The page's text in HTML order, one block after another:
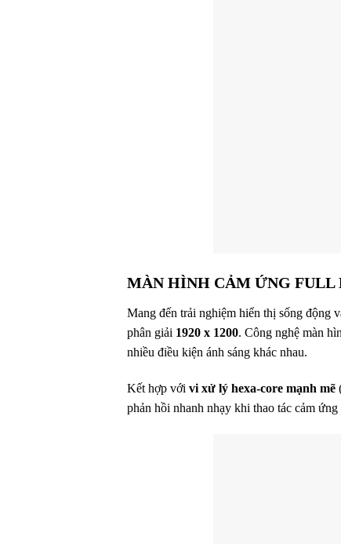
MÀN HÌNH CẢM ỨNG FULL
Mang đến trải nghiệm hiển thị sống động
phân giải 1920 x 1200. Công nghệ màn
nhiều điều kiện ánh sáng khác nhau.
Kết hợp với vi xử lý hexa-core mạnh mẽ
phản hồi nhanh nhạy khi thao tác cảm